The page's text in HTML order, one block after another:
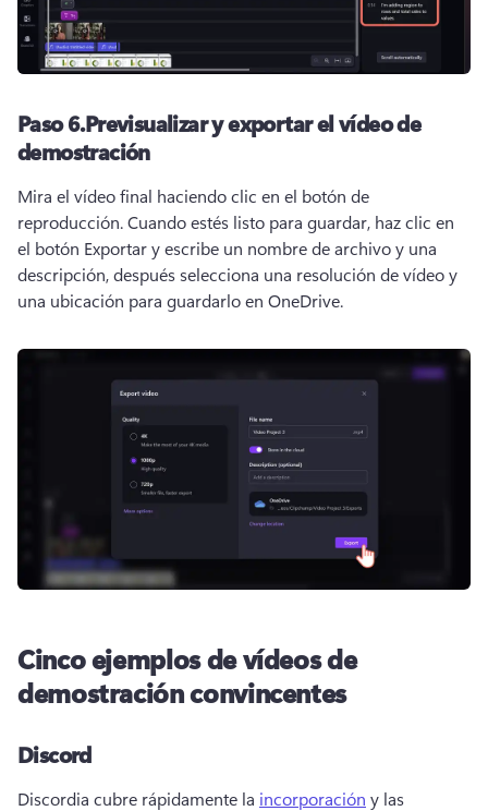
Paso 6.Previsualizar y exportar el vídeo de
demostración
Mira el vídeo final haciendo clic en el botón de
reproducción. Cuando estés listo para guardar, haz clic en
el botón Exportar y escribe un nombre de archivo y una
descripción, después selecciona una resolución de vídeo y
una ubicación para guardarlo en OneDrive.
Cinco ejemplos de vídeos de
demostración convincentes
Discord
Discordia cubre rápidamente la incorporación y las